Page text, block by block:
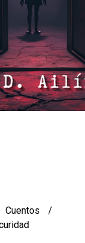
Cuentos